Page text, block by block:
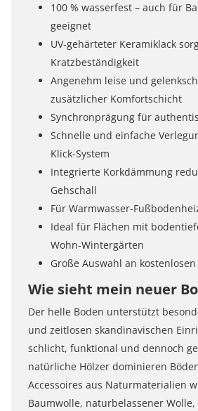
100 % wasserfest – auch für
geeignet
UV-gehärteter Keramiklack
Kratzbeständigkeit
Angenehm leise und
zusätzlicher Komfortschicht
Synchronprägung für
Schnelle und einfache
Klick-System
Integrierte Korkdämmung
Gehschall
Für Warmwasser-
Ideal für Flächen mit
Wohn-Wintergärten
Große Auswahl an
Wie sieht mein neuer
Der helle Boden unterstützt
und zeitlosen skandinavischen
schlicht, funktional und dennoch
natürliche Hölzer dominieren
Accessoires aus Naturmaterialien
Baumwolle, naturbelassener